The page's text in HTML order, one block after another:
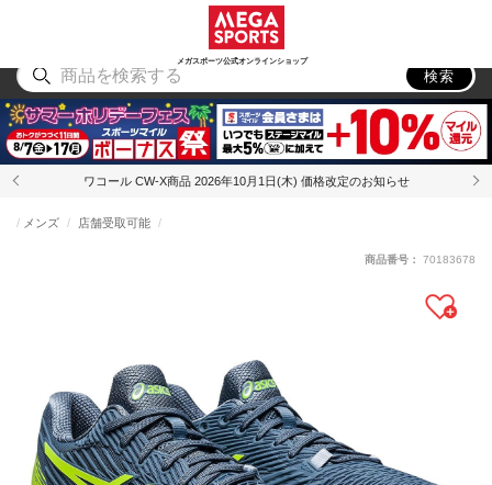
メガスポーツ公式オンラインショップ
アウトドア
検索
ワコール CW-X商品 2026年10月1日(木) 価格改定のお知らせ
メンズ 店舗受取可能
商品番号： 70183678